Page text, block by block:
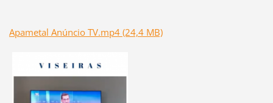
Apametal Anúncio TV.mp4 (24,4 MB)